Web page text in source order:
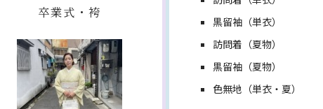
卒業式・袴
黒留袖（単衣）
訪問着（夏物）
黒留袖（夏物）
色無地（単衣・夏）